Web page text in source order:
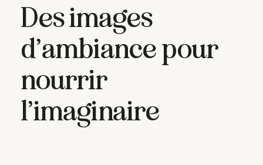
Des images
d’ambiance pour
nourrir
l’imaginaire